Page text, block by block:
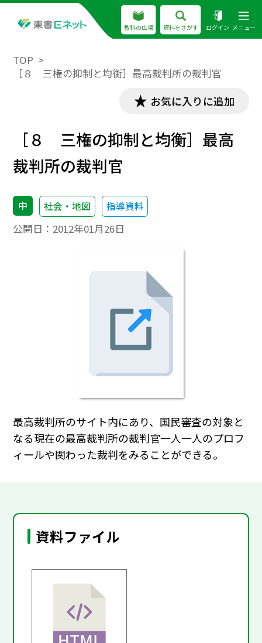
教科の広場 資料をさがす ログイン メニュー
TOP
［８ 三権の抑制と均衡］最高裁判所の裁判官
お気に入りに追加
［８ 三権の抑制と均衡］最高
裁判所の裁判官
中 社会・地図 指導資料
公開日： 2012年01月26日
最高裁判所のサイト内にあり、国民審査の対象と
なる現在の最高裁判所の裁判官一人一人のプロフ
ィールや関わった裁判をみることができる。
資料ファイル